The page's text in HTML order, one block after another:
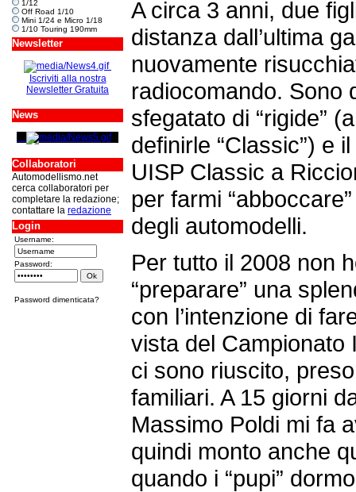
1/12
Off Road 1/10
Mini 1/24 e Micro 1/18
1/10 Touring 190mm
Newsletter
Iscriviti alla nostra
Newsletter Gratuita
News
Collaboratori
Automodellismo.net
cerca collaboratori per
completare la redazione;
contattare la redazione
Login
Username:
Password:
Password dimenticata?
A circa 3 anni, due
distanza dall’ultima
nuovamente
radiocomando. Sono
sfegatato di “rigide”
definirle “Classic”) e
UISP Classic a
per farmi
degli automodelli.
Per tutto il 2008 non
“preparare” una
con l’intenzione di
vista del Campionato
ci sono riuscito,
familiari. A 15 giorni
Massimo Poldi mi fa
quindi monto anche
quando i “pupi”